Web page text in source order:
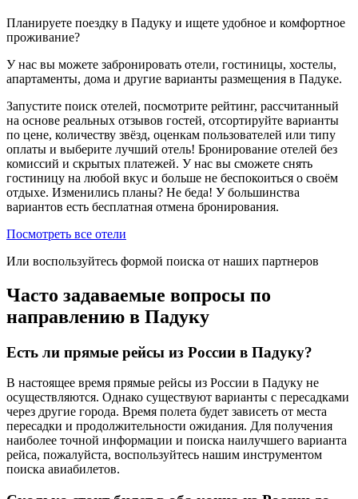
Планируете поездку в Падуку и ищете удобное и комфортное
проживание?
У нас вы можете забронировать отели, гостиницы, хостелы,
апартаменты, дома и другие варианты размещения в Падуке.
Запустите поиск отелей, посмотрите рейтинг, рассчитанный
на основе реальных отзывов гостей, отсортируйте варианты
по цене, количеству звёзд, оценкам пользователей или типу
оплаты и выберите лучший отель! Бронирование отелей без
комиссий и скрытых платежей. У нас вы сможете снять
гостиницу на любой вкус и больше не беспокоиться о своём
отдыхе. Изменились планы? Не беда! У большинства
вариантов есть бесплатная отмена бронирования.
Посмотреть все отели
Или воспользуйтесь формой поиска от наших партнеров
Часто задаваемые вопросы по
направлению в Падуку
Есть ли прямые рейсы из России в Падуку?
В настоящее время прямые рейсы из России в Падуку не
осуществляются. Однако существуют варианты с пересадками
через другие города. Время полета будет зависеть от места
пересадки и продолжительности ожидания. Для получения
наиболее точной информации и поиска наилучшего варианта
рейса, пожалуйста, воспользуйтесь нашим инструментом
поиска авиабилетов.